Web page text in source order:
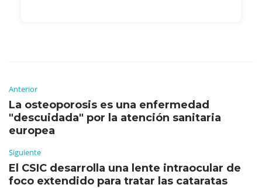
Anterior
La osteoporosis es una enfermedad
"descuidada" por la atención sanitaria
europea
Siguiente
El CSIC desarrolla una lente intraocular de
foco extendido para tratar las cataratas